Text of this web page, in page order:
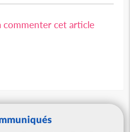
commenter cet article